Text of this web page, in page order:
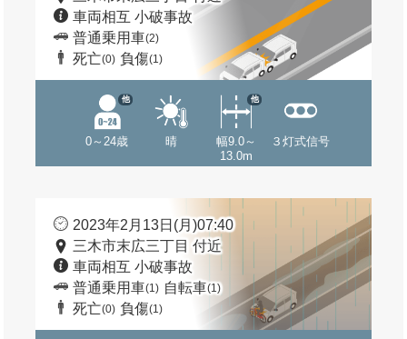
車両相互 小破事故
普通乗用車(2)
死亡(0) 負傷(1)
0～24歳
他
晴
幅9.0～
13.0m
他
３灯式信号
2023年2月13日(月)07:40
三木市末広三丁目 付近
車両相互 小破事故
普通乗用車(1) 自転車(1)
死亡(0) 負傷(1)